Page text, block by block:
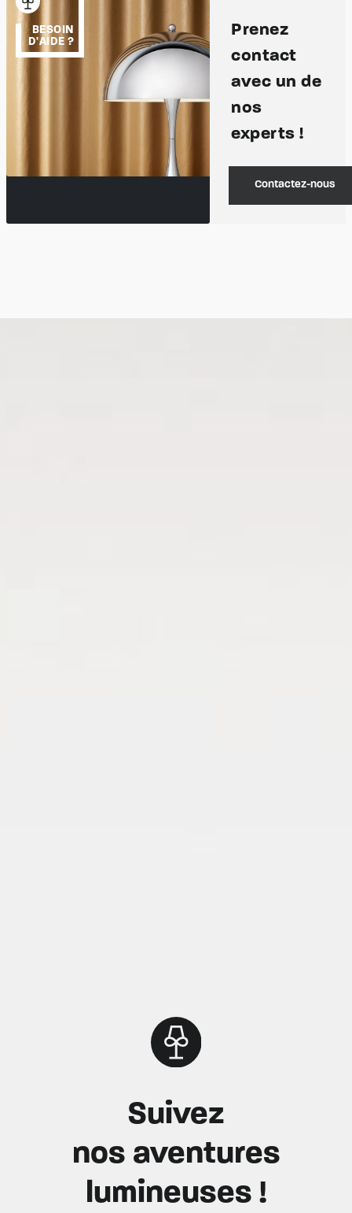
BESOIN
D'AIDE ?
Prenez
contact
avec un de
nos
experts !
Contactez-nous
Suivez
nos aventures
lumineuses !